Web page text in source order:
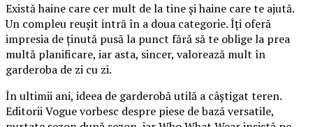
Există haine care cer mult de la tine și haine care te ajută.
Un compleu reușit intră în a doua categorie. Îți oferă
impresia de ținută pusă la punct fără să te oblige la prea
multă planificare, iar asta, sincer, valorează mult în
garderoba de zi cu zi.
În ultimii ani, ideea de garderobă utilă a câștigat teren.
Editorii Vogue vorbesc despre piese de bază versatile,